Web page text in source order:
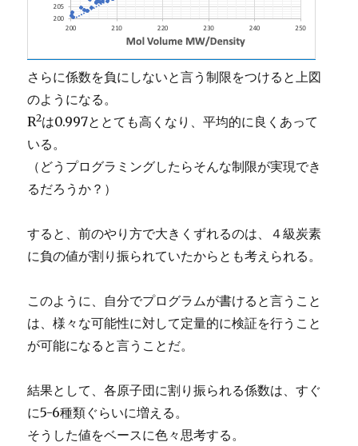
さらに係数を負にしないと言う制限をつけると上図
のようになる。
R2は0.997ととても高くなり、平均的に良くあって
いる。
（どうプログラミングしたらそんな制限が実現でき
るだろうか？）
すると、前のやり方で大きくずれるのは、４級炭素
に負の値が割り振られていたからとも考えられる。
このように、自分でプログラムが書けると言うこと
は、様々な可能性に対して定量的に検証を行うこと
が可能になると言うことだ。
結果として、各原子団に割り振られる係数は、すぐ
に5-6種類ぐらいに増える。
そうした値をベースに色々思考する。